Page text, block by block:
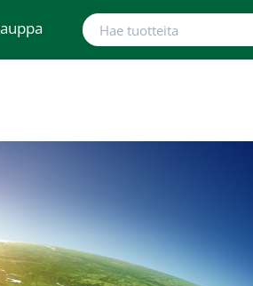
Hae tuotteita